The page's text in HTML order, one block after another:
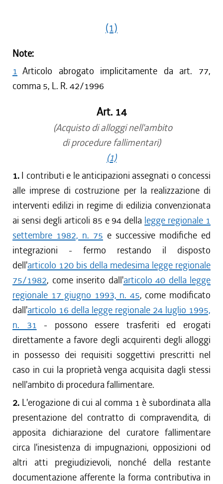
(1)
Note:
1 Articolo abrogato implicitamente da art. 77,
comma 5, L. R. 42/1996
Art. 14
(Acquisto di alloggi nell'ambito
di procedure fallimentari)
(1)
1. I contributi e le anticipazioni assegnati o concessi
alle imprese di costruzione per la realizzazione di
interventi edilizi in regime di edilizia convenzionata
ai sensi degli articoli 85 e 94 della legge regionale 1
settembre 1982, n. 75 e successive modifiche ed
integrazioni - fermo restando il disposto
dell'articolo 120 bis della medesima legge regionale
75/1982, come inserito dall'articolo 40 della legge
regionale 17 giugno 1993, n. 45, come modificato
dall'articolo 16 della legge regionale 24 luglio 1995,
n. 31 - possono essere trasferiti ed erogati
direttamente a favore degli acquirenti degli alloggi
in possesso dei requisiti soggettivi prescritti nel
caso in cui la proprietà venga acquisita dagli stessi
nell'ambito di procedura fallimentare.
2. L'erogazione di cui al comma 1 è subordinata alla
presentazione del contratto di compravendita, di
apposita dichiarazione del curatore fallimentare
circa l'inesistenza di impugnazioni, opposizioni od
altri atti pregiudizievoli, nonché della restante
documentazione afferente la forma contributiva in